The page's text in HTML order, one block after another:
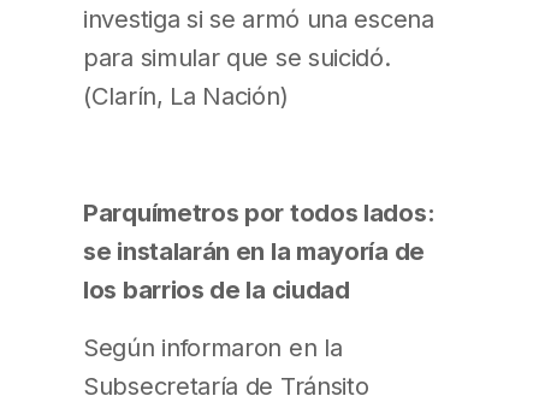
investiga si se armó una escena
para simular que se suicidó.
(Clarín, La Nación)
Parquímetros por todos lados:
se instalarán en la mayoría de
los barrios de la ciudad
Según informaron en la
Subsecretaría de Tránsito